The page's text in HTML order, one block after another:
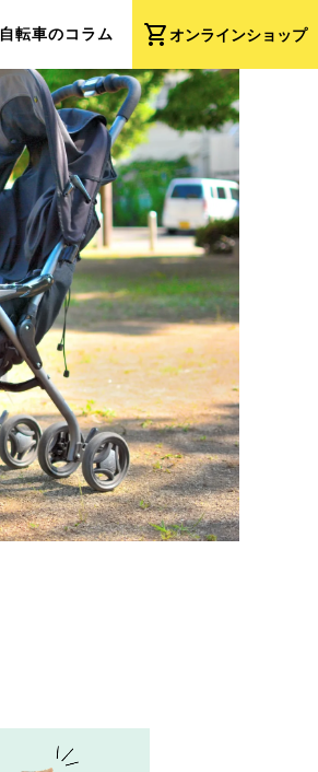
shopping_cartオンラインショップ
自転車のコラム